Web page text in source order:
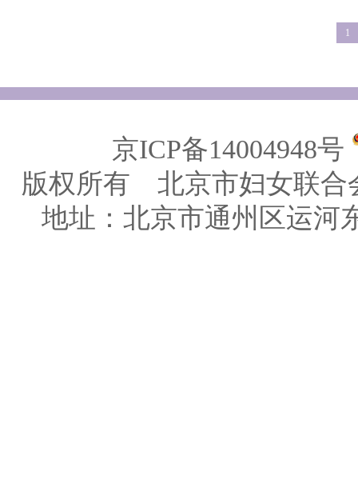
1
京ICP备14004948号
版权所有 北京市妇女联合
地址：北京市通州区运河